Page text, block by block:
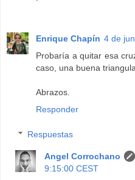
Enrique Chapín 4 de
Probaría a quitar esa
caso, una buena
Abrazos.
Responder
Respuestas
Angel Corrochano
9:15:00 CEST